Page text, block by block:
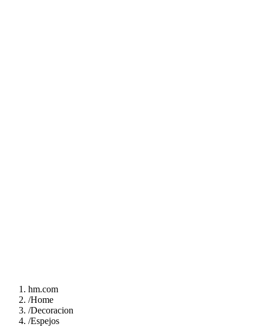
hm.com
/Home
/Decoracion
/Espejos